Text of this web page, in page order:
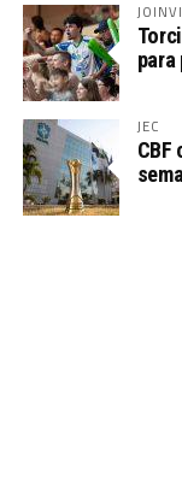
JEC
CBF